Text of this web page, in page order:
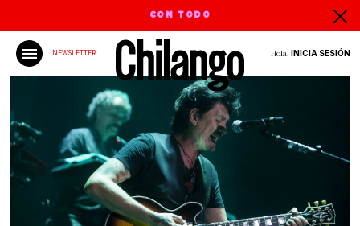
CON TODO
NEWSLETTER Hola, INICIA SESIÓN